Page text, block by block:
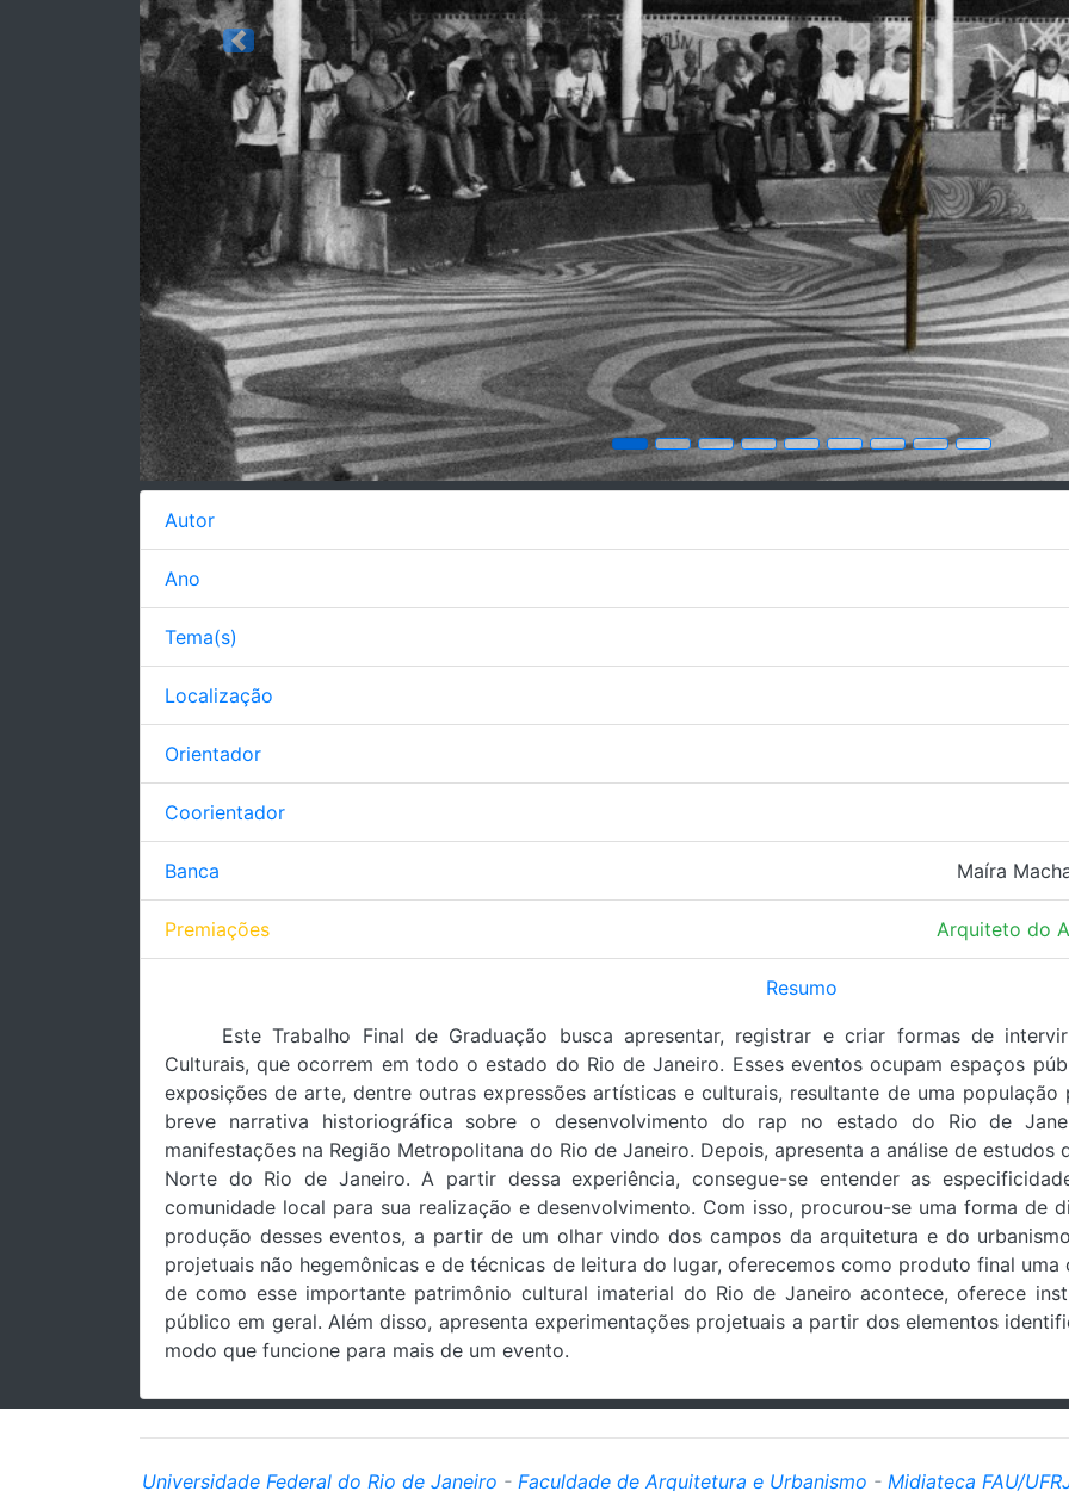
Previous
Autor
Ano
Tema(s)
Localização
Orientador
Coorientador
Banca Maíra
Premiações Arquiteto do
Resumo
Este Trabalho Final de Graduação busca apresentar, registrar e criar formas de
Culturais, que ocorrem em todo o estado do Rio de Janeiro. Esses eventos ocupam espaços
exposições de arte, dentre outras expressões artísticas e culturais, resultante de uma população
breve narrativa historiográfica sobre o desenvolvimento do rap no estado do Rio de
manifestações na Região Metropolitana do Rio de Janeiro. Depois, apresenta a análise de estudos
Norte do Rio de Janeiro. A partir dessa experiência, consegue-se entender as
comunidade local para sua realização e desenvolvimento. Com isso, procurou-se uma forma
produção desses eventos, a partir de um olhar vindo dos campos da arquitetura e do
projetuais não hegemônicas e de técnicas de leitura do lugar, oferecemos como produto final
de como esse importante patrimônio cultural imaterial do Rio de Janeiro acontece, oferece
público em geral. Além disso, apresenta experimentações projetuais a partir dos elementos
modo que funcione para mais de um evento.
Universidade Federal do Rio de Janeiro - Faculdade de Arquitetura e Urbanismo - Midiateca FAU/